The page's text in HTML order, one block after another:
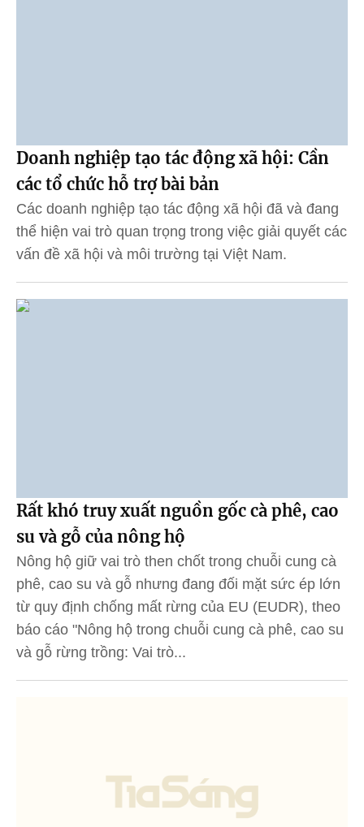
Doanh nghiệp tạo tác động xã hội: Cần
các tổ chức hỗ trợ bài bản
Các doanh nghiệp tạo tác động xã hội đã và đang
thể hiện vai trò quan trọng trong việc giải quyết các
vấn đề xã hội và môi trường tại Việt Nam.
Rất khó truy xuất nguồn gốc cà phê, cao
su và gỗ của nông hộ
Nông hộ giữ vai trò then chốt trong chuỗi cung cà
phê, cao su và gỗ nhưng đang đối mặt sức ép lớn
từ quy định chống mất rừng của EU (EUDR), theo
báo cáo "Nông hộ trong chuỗi cung cà phê, cao su
và gỗ rừng trồng: Vai trò...